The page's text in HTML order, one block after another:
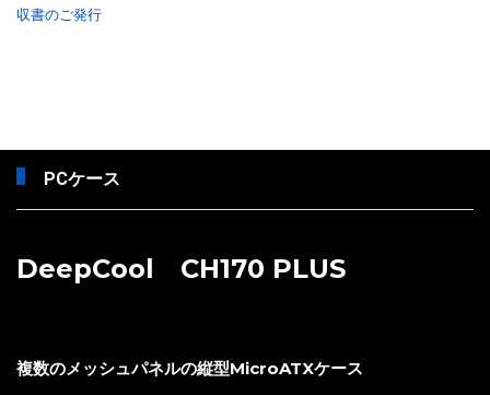
収書のご発行
PCケース
DeepCool CH170 PLUS
複数のメッシュパネルの縦型MicroATXケース